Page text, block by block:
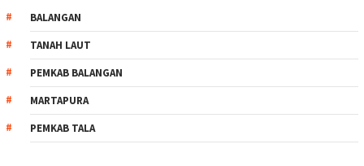
BALANGAN
TANAH LAUT
PEMKAB BALANGAN
MARTAPURA
PEMKAB TALA